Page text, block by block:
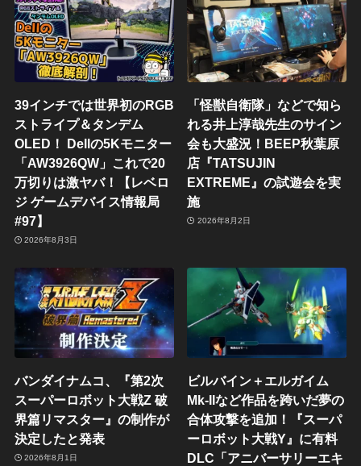
39インチでは世界初のRGB
ストライプ＆タンデム
OLED！ Dellの5Kモニター
「AW3926QW」これで20
万切りは激ヤバ！【レベロ
ジ ゲームデバイス情報局
#97】
2026年8月3日
「怪獣自衛隊」などで知ら
れる井上淳哉先生のサイン
会も大盛況！BEEP秋葉原
店『TATSUJIN
EXTREME』の試遊会を実
施
2026年8月2日
バンダイナムコ、『第2次
スーパーロボット大戦Z 破
界篇リマスター』の制作が
決定したと発表
2026年8月1日
ビルバイン＋エルガイム
Mk-IIなど作品を跨いだ夢の
合体攻撃を追加！『スーパ
ーロボット大戦Y』に有料
DLC「アニバーサリーエキ